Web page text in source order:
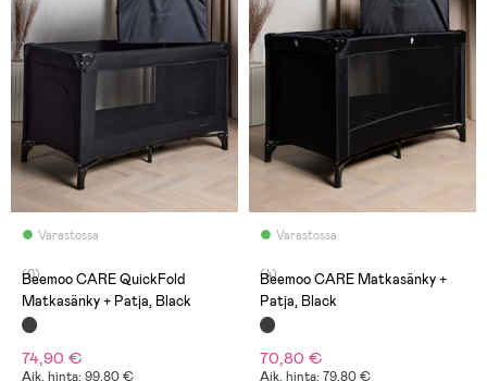
Varastossa
(0)
Beemoo CARE QuickFold
Matkasänky + Patja, Black
74,90 €
Aik. hinta: 99,80 €
Varastossa
(4)
Beemoo CARE Matkasänky +
Patja, Black
70,80 €
Aik. hinta: 79,80 €